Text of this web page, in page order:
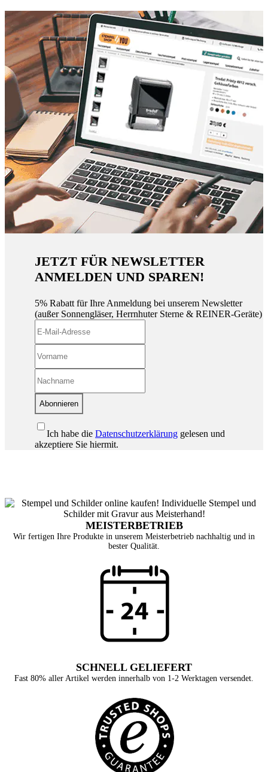
JETZT FÜR NEWSLETTER
ANMELDEN UND SPAREN!
5% Rabatt für Ihre Anmeldung bei unserem Newsletter
(außer Sonnengläser, Herrnhuter Sterne & REINER-Geräte)
Abonnieren
Ich habe die Datenschutzerklärung gelesen und
akzeptiere Sie hiermit.
MEISTERBETRIEB
Wir fertigen Ihre Produkte in unserem Meisterbetrieb nachhaltig und in
bester Qualität.
SCHNELL GELIEFERT
Fast 80% aller Artikel werden innerhalb von 1-2 Werktagen versendet.